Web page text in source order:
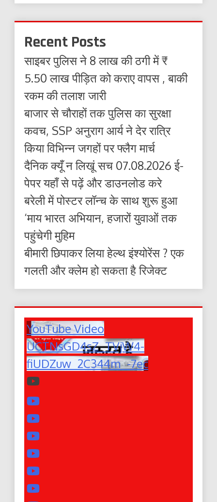
Recent Posts
साइबर पुलिस ने 8 लाख की ठगी में ₹
5.50 लाख पीड़ित को कराए वापस , बाकी
रकम की तलाश जारी
बाजार से चौराहों तक पुलिस का सुरक्षा
कवच, SSP अनुराग आर्य ने देर रात्रि
किया विभिन्न जगहों पर फ्लैग मार्च
दैनिक क्यूँ न लिखूं सच 07.08.2026 ई-
पेपर यहाँ से पढ़ें और डाउनलोड करे
बरेली में पोस्टर लॉन्च के साथ शुरू हुआ
‘माय भारत अभियान, हजारों युवाओं तक
पहुंचेगी मुहिम
बीमारी छिपाकर लिया हेल्थ इंश्योरेंस ? एक
गलती और क्लेम हो सकता है रिजेक्ट
YouTube Video
UCTNsGD4sZ_TVjW4-
fiUDZuw_2C344m_-7ec